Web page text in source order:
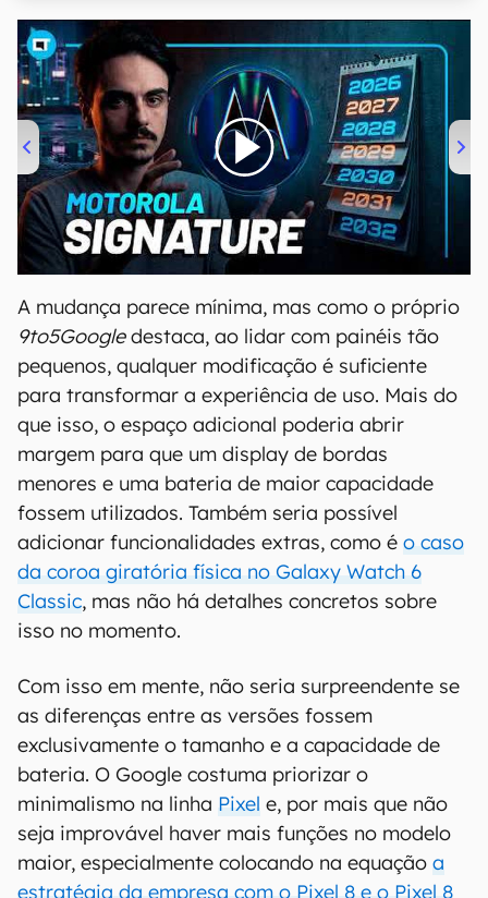
00:00/20:46
A mudança parece mínima, mas como o próprio
9to5Googledestaca, ao lidar com painéis tão
pequenos, qualquer modificação é suficiente
para transformar a experiência de uso. Mais do
que isso, o espaço adicional poderia abrir
margem para que um display de bordas
menores e uma bateria de maior capacidade
fossem utilizados. Também seria possível
adicionar funcionalidades extras, como é o caso
da coroa giratória física no Galaxy Watch 6
Classic, mas não há detalhes concretos sobre
isso no momento.
Com isso em mente, não seria surpreendente se
as diferenças entre as versões fossem
exclusivamente o tamanho e a capacidade de
bateria. O Google costuma priorizar o
minimalismo na linha Pixel e, por mais que não
seja improvável haver mais funções no modelo
maior, especialmente colocando na equação a
estratégia da empresa com o Pixel 8 e o Pixel 8